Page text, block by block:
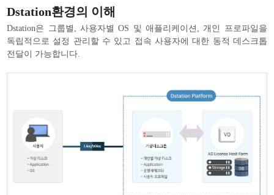
Dstation환경의 이해
Dstation은 그룹별, 사용자별 OS 및 애플리케이션, 개인 프로파일을
독립적으로 설정 관리할 수 있고 접속 사용자에 대한 동적 데스크톱
전달이 가능합니다.